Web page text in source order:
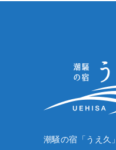
潮騒の宿「うえ久」